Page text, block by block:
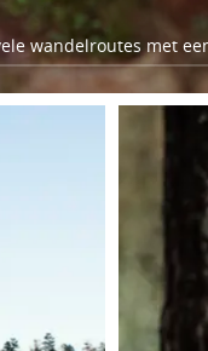
wandelroutes met